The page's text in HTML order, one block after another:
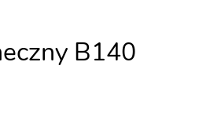
B140